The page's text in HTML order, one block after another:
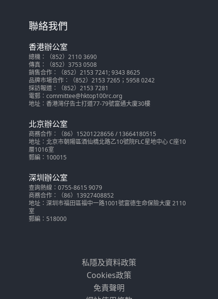
聯絡我們
香港辦公室
總機：（852）2110 3690
傳真：（852）3753 0508
銷售合作：（852）2153 7241; 9343 8625
品牌市場合作：（852）2153 7265；5958 0242
採訪報道：（852）2153 7281
電郵：committee@hktop100rc.org
地址：香港灣仔告士打道77-79號富通大廈30樓
北京辦公室
商務合作：（86）15201228656 / 13664180515
地址：北京市朝陽區酒仙橋北路乙10號院FLC星地中心 C座10
層1016室
郵編：100015
深圳辦公室
查詢熱線：0755-8615 9079
商務合作：（86）13927408852
地址：深圳市福田區福中一路1001號富德生命保險大廈 2110
室
郵編：518000
私隱及資料政策
Cookies政策
免責聲明